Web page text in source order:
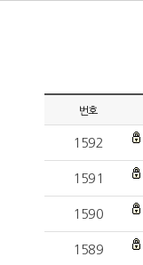
번호
1592
1591
1590
1589